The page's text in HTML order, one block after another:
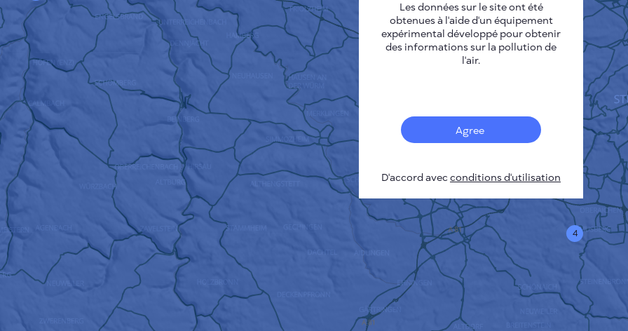
4
Les données sur le site ont été
obtenues à l'aide d'un équipement
expérimental développé pour obtenir
des informations sur la pollution de
l'air.
Agree
D'accord avecconditions d'utilisation